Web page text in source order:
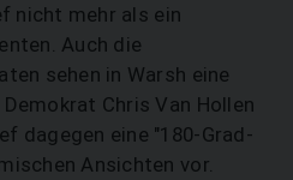
nicht mehr als ein
Auch die
sehen in Warsh eine
Chris Van Hollen
dagegen eine "180-Grad-
Ansichten vor.